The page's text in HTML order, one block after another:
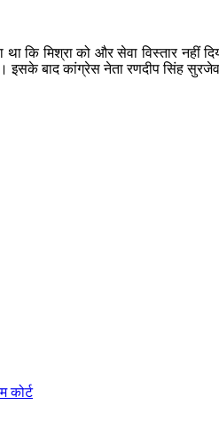
कि मिश्रा को और सेवा विस्तार नहीं
इसके बाद कांग्रेस नेता रणदीप सिंह
कोर्ट